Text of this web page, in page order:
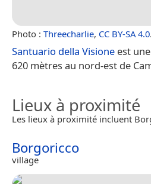
Photo : Threecharlie, CC BY-SA 4.0.
Santuario della Visione est
620 mètres au nord-est de
Lieux à proximité
Les lieux à proximité incluent
Borgoricco
village